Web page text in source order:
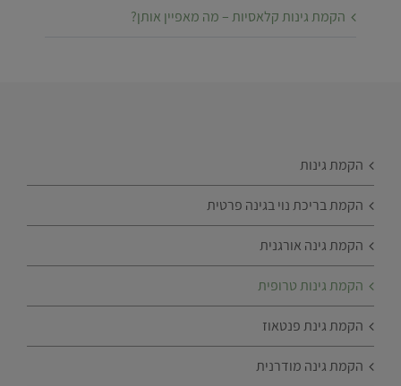
הקמת גינות קלאסיות – מה מאפיין אותן?
הקמת גינות
הקמת בריכת נוי בגינה פרטית
הקמת גינה אורגנית
הקמת גינות טרופית
הקמת גינת פנטאוז
הקמת גינה מודרנית